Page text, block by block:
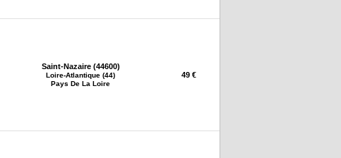
Saint-Nazaire (44600)
Loire-Atlantique (44)
Pays De La Loire
49 €